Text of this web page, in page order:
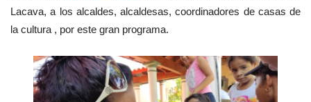
Lacava, a los alcaldes, alcaldesas, coordinadores de casas de
la cultura , por este gran programa.